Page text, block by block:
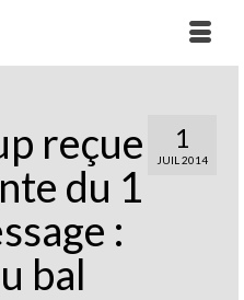
1
JUIL 2014
reçue
du 1
:
bal